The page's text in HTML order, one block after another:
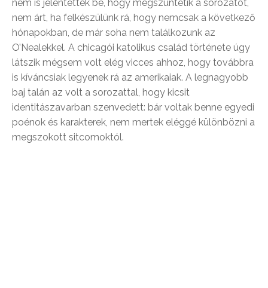
nem is jelentették be, hogy megszüntetik a sorozatot,
nem árt, ha felkészülünk rá, hogy nemcsak a következő
hónapokban, de már soha nem találkozunk az
O’Nealekkel. A chicagói katolikus család története úgy
látszik mégsem volt elég vicces ahhoz, hogy továbbra
is kíváncsiak legyenek rá az amerikaiak. A legnagyobb
baj talán az volt a sorozattal, hogy kicsit
identitászavarban szenvedett: bár voltak benne egyedi
poénok és karakterek, nem mertek eléggé különbözni a
megszokott sitcomoktól.